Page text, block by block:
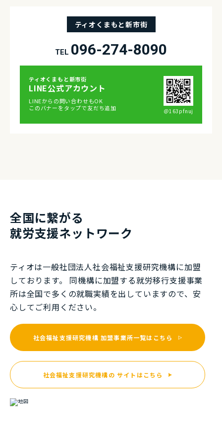
ティオくまもと新市街
TEL 096-274-8090
ティオくまもと新市街
LINE公式アカウント
LINEからの問い合わせもOK
このバナーをタップで友だち追加
＠163pfnuj
全国に繋がる
就労⽀援ネットワーク
ティオは一般社団法⼈社会福祉⽀援研究機構に加盟
しております。 同機構に加盟する就労移⾏⽀援事業
所は全国で多くの就職実績を出していますので、安
⼼してご利⽤ください。
社会福祉支援研究機構 加盟事業所一覧はこちら
社会福祉支援研究機構の サイトはこちら